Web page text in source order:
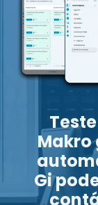
Makro
Gi